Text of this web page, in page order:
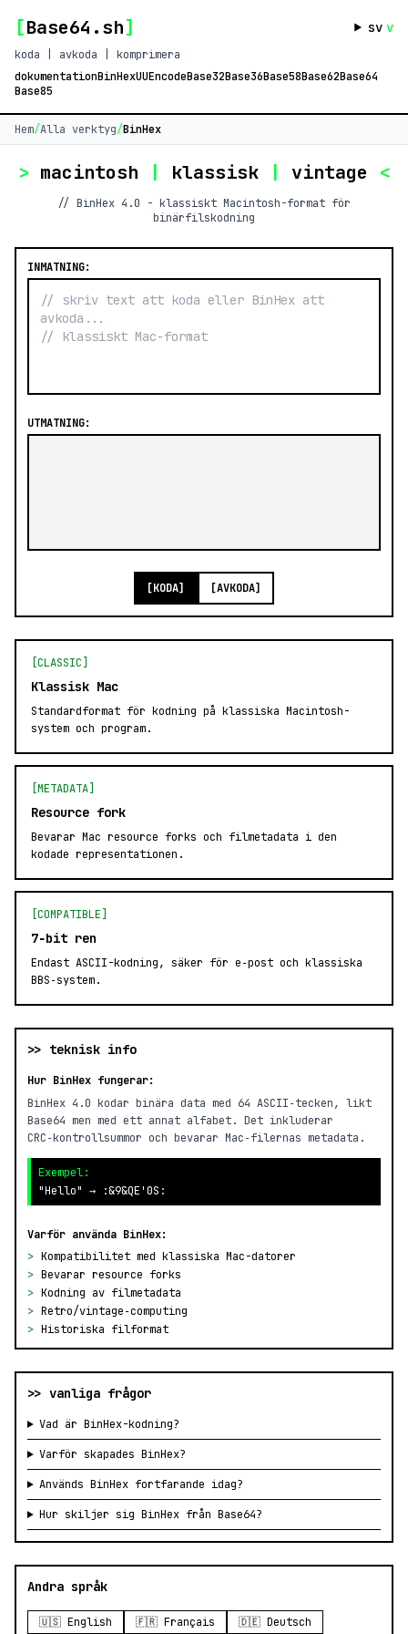
[Base64.sh] sv v
koda | avkoda | komprimera
dokumentationBinHexUUEncodeBase32Base36Base58Base62Base64
Base85
Hem/Alla verktyg/BinHex
> macintosh | klassisk | vintage <
// BinHex 4.0 - klassiskt Macintosh-format för
binärfilskodning
INMATNING:
UTMATNING:
[KODA] [AVKODA]
[CLASSIC]
Klassisk Mac
Standardformat för kodning på klassiska Macintosh-
system och program.
[METADATA]
Resource fork
Bevarar Mac resource forks och filmetadata i den
kodade representationen.
[COMPATIBLE]
7‑bit ren
Endast ASCII-kodning, säker för e‑post och klassiska
BBS‑system.
>> teknisk info
Hur BinHex fungerar:
BinHex 4.0 kodar binära data med 64 ASCII‑tecken, likt
Base64 men med ett annat alfabet. Det inkluderar
CRC‑kontrollsummor och bevarar Mac‑filernas metadata.
Exempel:
"Hello" → :&9&QE'0S:
Varför använda BinHex:
> Kompatibilitet med klassiska Mac-datorer
> Bevarar resource forks
> Kodning av filmetadata
> Retro/vintage‑computing
> Historiska filformat
>> vanliga frågor
Vad är BinHex-kodning?
Varför skapades BinHex?
Används BinHex fortfarande idag?
Hur skiljer sig BinHex från Base64?
Andra språk
🇺🇸 English 🇫🇷 Français 🇩🇪 Deutsch